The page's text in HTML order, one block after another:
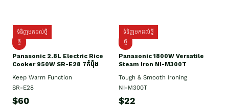
ទំនិញមកដល់ថ្មី
ថ្មី
Panasonic 2.8L Electric Rice
Cooker 950W SR-E28 7កំប៉ុង
Keep Warm Function
SR-E28
$60
ទំនិញមកដល់ថ្មី
ថ្មី
Panasonic 1800W Versatile
Steam Iron NI-M300T
Tough & Smooth Ironing
NI-M300T
$22